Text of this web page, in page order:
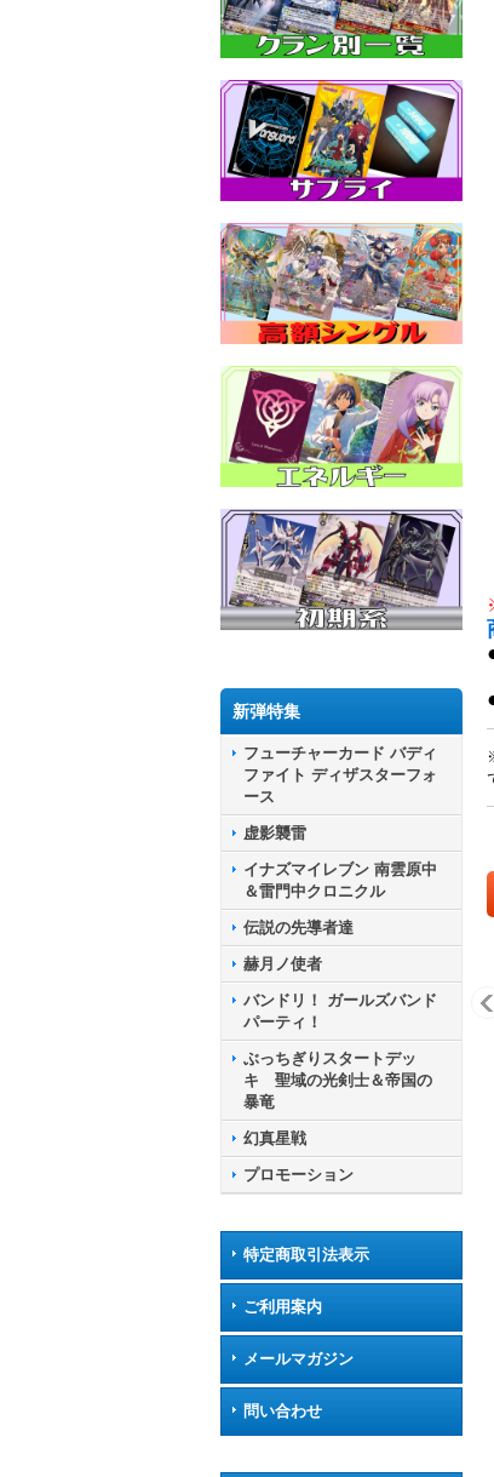
新弾特集
フューチャーカード バディ
ファイト ディザスターフォ
ース
虚影襲雷
イナズマイレブン 南雲原中
＆雷門中クロニクル
伝説の先導者達
赫月ノ使者
バンドリ！ ガールズバンド
パーティ！
ぶっちぎりスタートデッ
キ 聖域の光剣士＆帝国の
暴竜
幻真星戦
プロモーション
特定商取引法表示
ご利用案内
メールマガジン
問い合わせ